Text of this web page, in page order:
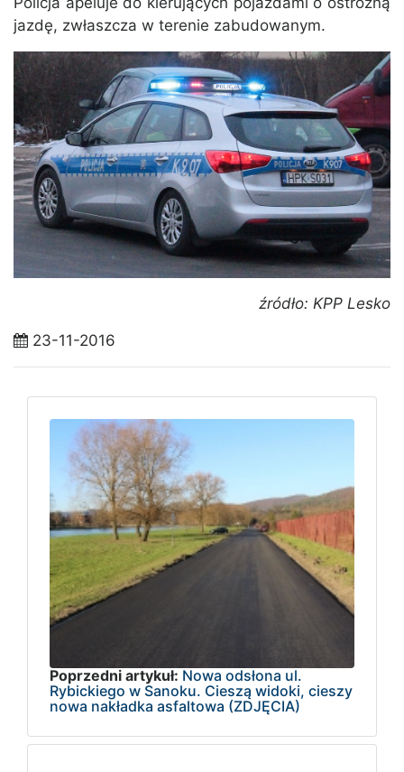
jazdę, zwłaszcza w terenie zabudowanym.
źródło: KPP Lesko
23-11-2016
Poprzedni artykuł: Nowa odsłona ul.
Rybickiego w Sanoku. Cieszą widoki, cieszy
nowa nakładka asfaltowa (ZDJĘCIA)